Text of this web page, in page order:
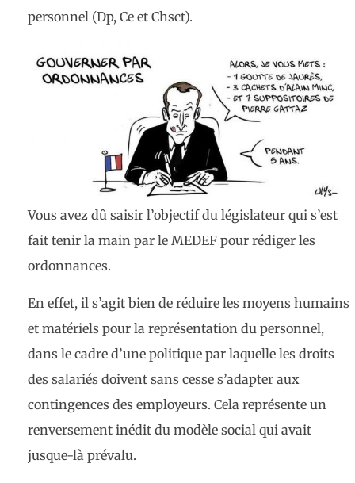
personnel (Dp, Ce et Chsct).
Vous avez dû saisir l’objectif du législateur qui s’est
fait tenir la main par le MEDEF pour rédiger les
ordonnances.
En effet, il s’agit bien de réduire les moyens humains
et matériels pour la représentation du personnel,
dans le cadre d’une politique par laquelle les droits
des salariés doivent sans cesse s’adapter aux
contingences des employeurs. Cela représente un
renversement inédit du modèle social qui avait
jusque-là prévalu.